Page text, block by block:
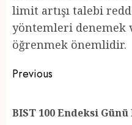
limit artışı talebi
yöntemleri denemek
öğrenmek önemlidir.
Post
Previous
BIST 100 Endeksi